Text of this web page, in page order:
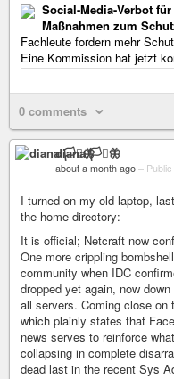
Social-Media-Verbot
Maßnahmen zum
Fachleute fordern mehr
Eine Kommission hat jetzt
0 comments
diana 🏳️‍⚧️🦋
about a month ago – Public
I turned on my old laptop,
the home directory:
It is official; Netcraft now
One more crippling
community when IDC
dropped yet again, now
all servers. Coming close
which plainly states that
news serves to reinforce
collapsing in complete
dead last in the recent Sys